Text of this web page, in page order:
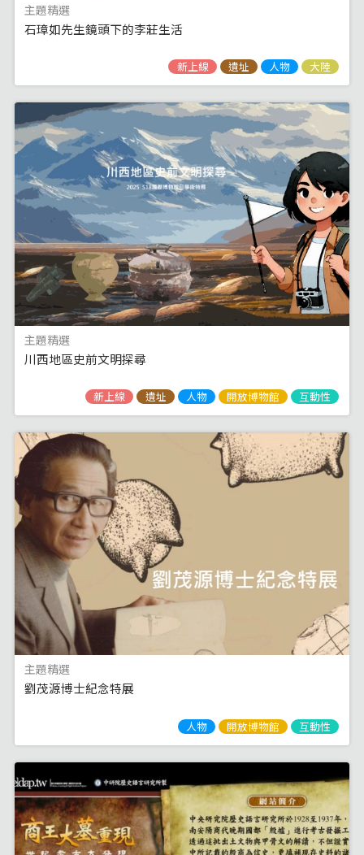
主題精選
石璋如先生鏡頭下的李莊生活
新上線 遺址 人物 大陸
主題精選
川西地區史前文明探尋
新上線 遺址 人物 開放博物館 互動性
主題精選
劉茂源博士紀念特展
人物 開放博物館 互動性